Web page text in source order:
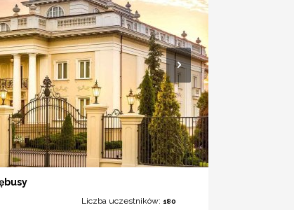
Liczba uczestników: 180